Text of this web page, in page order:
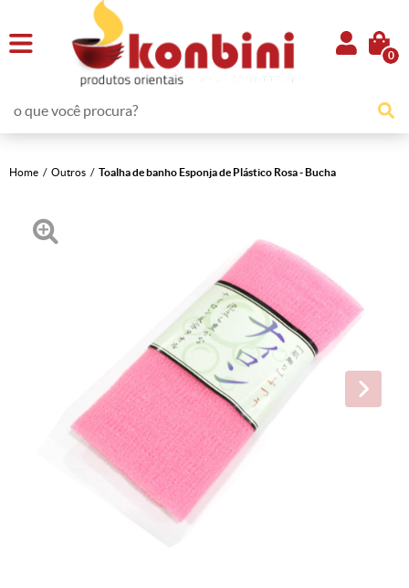
0
Home Outros Toalha de banho Esponja de Plástico Rosa - Bucha